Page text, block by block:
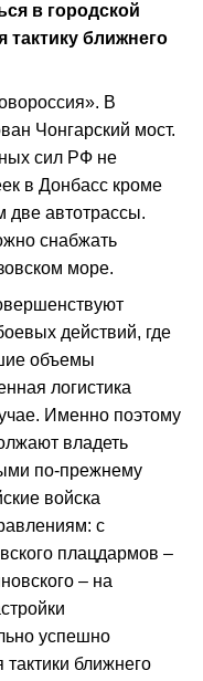
в городской
тактику ближнего
В
Чонгарский мост.
сил РФ не
в Донбасс кроме
две автотрассы.
снабжать
море.
действий, где
объемы
логистика
Именно поэтому
владеть
по-прежнему
войска
с
плацдармов –
– на
успешно
тактики ближнего